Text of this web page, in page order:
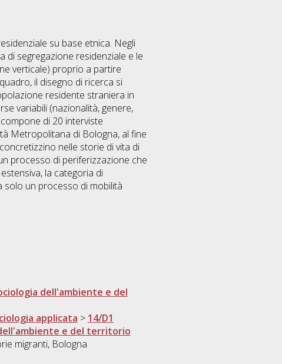
su base etnica. Negli
di segregazione residenziale e le
verticale) proprio a partire
il disegno di ricerca si
residente straniera in
variabili (nazionalità, genere,
di 20 interviste
Metropolitana di Bologna, al fine
nelle storie di vita di
processo di periferizzazione che
la categoria di
solo un processo di mobilità
dell'ambiente e del
applicata > 14/D1
e del territorio
migranti, Bologna